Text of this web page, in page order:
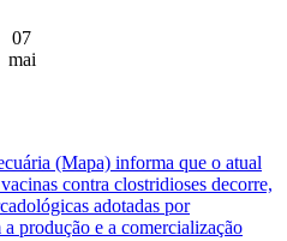
07
mai
(Mapa) informa que o atual
contra clostridioses decorre,
adotadas por
produção e a comercialização